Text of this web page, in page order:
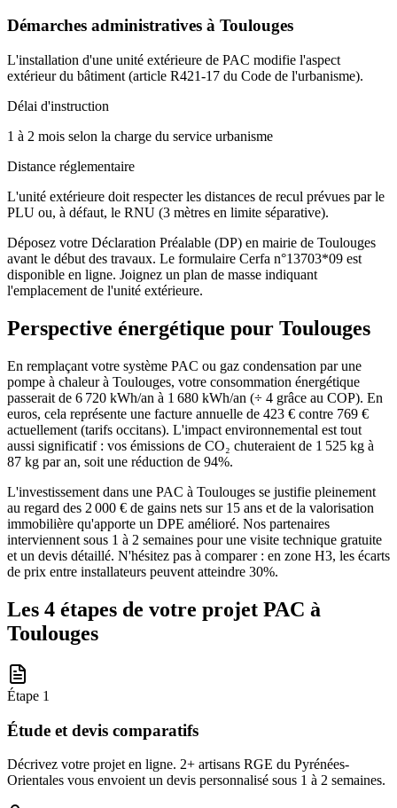
Démarches administratives à Toulouges
L'installation d'une unité extérieure de PAC modifie l'aspect
extérieur du bâtiment (article R421-17 du Code de l'urbanisme).
Délai d'instruction
1 à 2 mois selon la charge du service urbanisme
Distance réglementaire
L'unité extérieure doit respecter les distances de recul prévues par le
PLU ou, à défaut, le RNU (3 mètres en limite séparative).
Déposez votre Déclaration Préalable (DP) en mairie de Toulouges
avant le début des travaux. Le formulaire Cerfa n°13703*09 est
disponible en ligne. Joignez un plan de masse indiquant
l'emplacement de l'unité extérieure.
Perspective énergétique pour Toulouges
En remplaçant votre système PAC ou gaz condensation par une
pompe à chaleur à Toulouges, votre consommation énergétique
passerait de 6 720 kWh/an à 1 680 kWh/an (÷ 4 grâce au COP). En
euros, cela représente une facture annuelle de 423 € contre 769 €
actuellement (tarifs occitans). L'impact environnemental est tout
aussi significatif : vos émissions de CO₂ chuteraient de 1 525 kg à
87 kg par an, soit une réduction de 94%.
L'investissement dans une PAC à Toulouges se justifie pleinement
au regard des 2 000 € de gains nets sur 15 ans et de la valorisation
immobilière qu'apporte un DPE amélioré. Nos partenaires
interviennent sous 1 à 2 semaines pour une visite technique gratuite
et un devis détaillé. N'hésitez pas à comparer : en zone H3, les écarts
de prix entre installateurs peuvent atteindre 30%.
Les 4 étapes de votre projet PAC à
Toulouges
Étape 1
Étude et devis comparatifs
Décrivez votre projet en ligne. 2+ artisans RGE du Pyrénées-
Orientales vous envoient un devis personnalisé sous 1 à 2 semaines.